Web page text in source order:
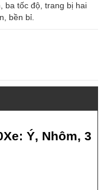
ba tốc độ, trang bị hai
bền bỉ.
Ý, Nhôm, 3